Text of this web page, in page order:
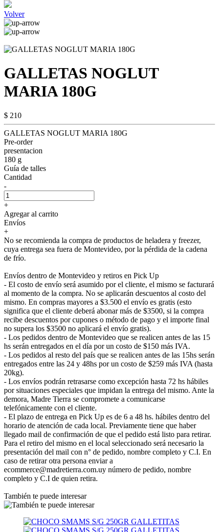
Volver
GALLETAS NOGLUT
MARIA 180G
$ 210
GALLETAS NOGLUT MARIA 180G
Pre-order
presentacion
180 g
Guía de talles
Cantidad
-
+
Agregar al carrito
Envíos
+
No se recomienda la compra de productos de heladera y freezer,
cuya entrega sea fuera de Montevideo, por la pérdida de la cadena
de frío.
Envíos dentro de Montevideo y retiros en Pick Up
- El costo de envío será asumido por el cliente, el mismo se facturará
al momento de la compra. No se aplicarán descuentos al costo del
mismo. En compras mayores a $3.500 el envío es gratis (esto
significa que el cliente deberá abonar más de $3500, si la compra
recibe descuentos por cupones o método de pago y el importe final
no supera los $3500 no aplicará el envío gratis).
- Los pedidos dentro de Montevideo que se realicen antes de las 15
hs serán entregados en el día por un costo de $150 más IVA.
- Los pedidos al resto del país que se realicen antes de las 15hs serán
entregados entre las 24 y 48hs por un costo de $259 más IVA (hasta
20kg).
- Los envíos podrán retrasarse como excepción hasta 72 hs hábiles
por situaciones especiales que impidan la entrega del mismo. Ante la
demora, Madre Tierra se compromete a comunicarse
telefónicamente con el cliente.
- El plazo de entrega en Pick Up es de 6 a 48 hs. hábiles dentro del
horario de atención de cada local. Previamente tiene que haber
llegado mail de confirmación de que el pedido está listo para retirar.
Para el retiro del mismo en el local seleccionado será necesario la
presentación del mail con n° de pedido, nombre completo y C.I. En
caso de retirar otra persona enviar a
ecommerce@madretierra.com.uy número de pedido, nombre
completo y C.I de quien retira.
También te puede interesar